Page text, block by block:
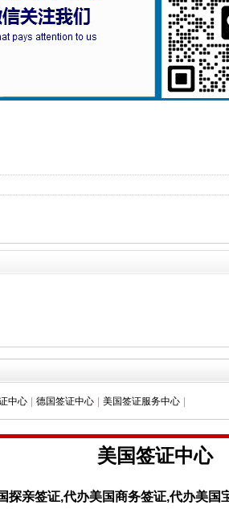
中心 德国签证中心 美国签证服务中心
美国签证中心
探亲签证,代办美国商务签证,代办美国